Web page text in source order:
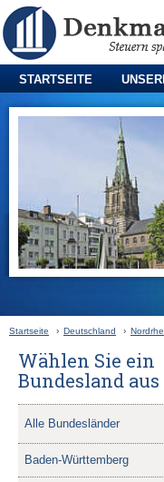
STARTSEITE
Startseite › Deutschland ›
Wählen Sie ein
Bundesland aus
Alle Bundesländer
Baden-Württemberg